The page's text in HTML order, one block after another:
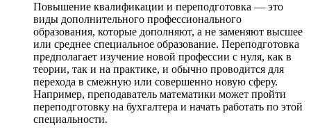
Повышение квалификации и переподготовка — это
виды дополнительного профессионального
образования, которые дополняют, а не заменяют высшее
или среднее специальное образование. Переподготовка
предполагает изучение новой профессии с нуля, как в
теории, так и на практике, и обычно проводится для
перехода в смежную или совершенно новую сферу.
Например, преподаватель математики может пройти
переподготовку на бухгалтера и начать работать по этой
специальности.